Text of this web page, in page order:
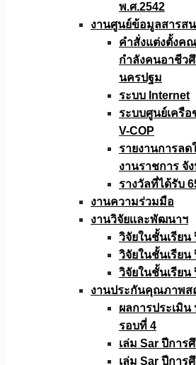
พ.ศ.2542
งานศูนย์ข้อมูลสารส
คำสั่งแต่งตั้งค
กำลังคนอาชีว
นครปฐม
ระบบ Internet
ระบบศูนย์เครื
V-COP
รายงานการล
งานราชการ จั
รางวัลที่ได้รับ
งานความร่วมมือ
งานวิจัยเเละพัฒนาฯ
วิจัยในชั้นเรียน
วิจัยในชั้นเรียน
วิจัยในชั้นเรียน
งานประกันคุณภาพส
ผลการประเมิ
รอบที่ 4
เล่ม Sar ปีการ
เล่ม Sar ปีการ